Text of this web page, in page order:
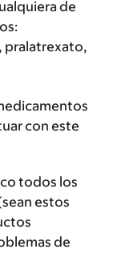
de
con este
todos los
estos
de